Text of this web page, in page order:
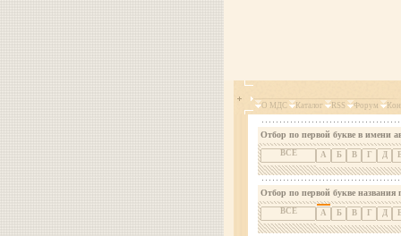
О МДС Каталог RSS Форум
Отбор по первой букве в имени
ВСЕ А Б В Г Д
Отбор по первой букве названия
ВСЕ А Б В Г Д